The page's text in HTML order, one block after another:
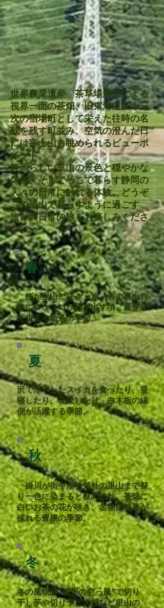
世界農業遺産 茶草場農法による
視界一面の茶畑、旧東海道五十三
次の宿場町として栄えた往時の名
残を残す町並み、空気の澄んだ日
には富士山も眺められるビューポ
イント。
静岡らしい里山の景色と穏やかな
気候、そしてそこで暮らす静岡の
人々の日常に触れる体験。どうぞ
この里山で暮らすように過ごす
旅、異日常の旅をお楽しみくださ
い。
春
​ 桜が里山に咲き、旅ノ舎の裏山竹
林にタケノコが顔を出す頃、新芽が
芽生える新茶の季節。
夏
沢で冷やしたスイカを食べたり、昼
寝したり、花火したり、白木板の縁
側が活躍する季節。
秋
​ 掛川が街中から郊外の里山まで祭
り一色に染まると秋の訪れ。茶畑に
白いお茶の花が咲き、名物自然薯が
採れる豊穣の季節。
冬
​冬の風物詩”遠州の空っ風”で切り
干し芋や切り干し大根など里山の